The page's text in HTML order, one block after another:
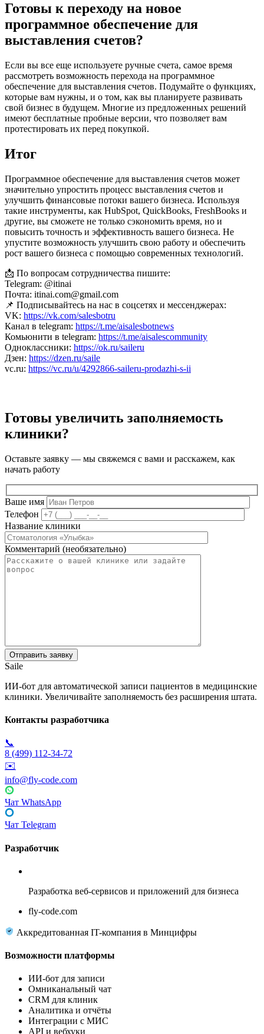
Готовы к переходу на новое
программное обеспечение для
выставления счетов?
Если вы все еще используете ручные счета, самое время
рассмотреть возможность перехода на программное
обеспечение для выставления счетов. Подумайте о функциях,
которые вам нужны, и о том, как вы планируете развивать
свой бизнес в будущем. Многие из предложенных решений
имеют бесплатные пробные версии, что позволяет вам
протестировать их перед покупкой.
Итог
Программное обеспечение для выставления счетов может
значительно упростить процесс выставления счетов и
улучшить финансовые потоки вашего бизнеса. Используя
такие инструменты, как HubSpot, QuickBooks, FreshBooks и
другие, вы сможете не только сэкономить время, но и
повысить точность и эффективность вашего бизнеса. Не
упустите возможность улучшить свою работу и обеспечить
рост вашего бизнеса с помощью современных технологий.
📩 По вопросам сотрудничества пишите:
Telegram: @itinai
Почта: itinai.com@gmail.com
📌 Подписывайтесь на нас в соцсетях и мессенджерах:
VK: https://vk.com/salesbotru
Канал в telegram: https://t.me/aisalesbotnews
Комьюнити в telegram: https://t.me/aisalescommunity
Одноклассники: https://ok.ru/saileru
Дзен: https://dzen.ru/saile
vc.ru: https://vc.ru/u/4292866-saileru-prodazhi-s-ii
Готовы увеличить заполняемость
клиники?
Оставьте заявку — мы свяжемся с вами и расскажем, как
начать работу
Ваше имя
Телефон
Название клиники
Комментарий (необязательно)
Saile
ИИ-бот для автоматической записи пациентов в медицинские
клиники. Увеличивайте заполняемость без расширения штата.
Контакты разработчика
📞
8 (499) 112-34-72
✉️
info@fly-code.com
Чат WhatsApp
Чат Telegram
Разработчик
Разработка веб-сервисов и приложений для бизнеса
fly-code.com
Аккредитованная IT-компания в Минцифры
Возможности платформы
ИИ-бот для записи
Омниканальный чат
CRM для клиник
Аналитика и отчёты
Интеграции с МИС
API и вебхуки